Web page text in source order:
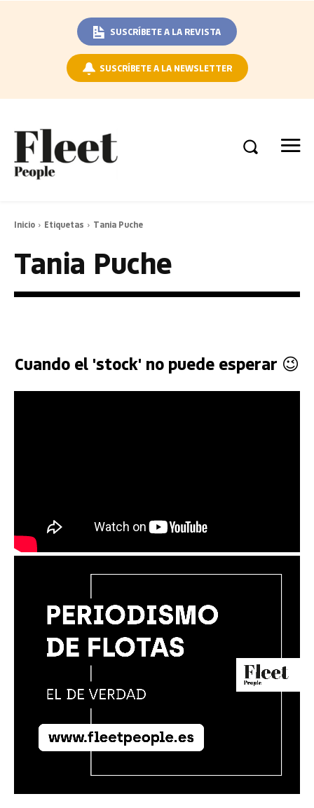
SUSCRÍBETE A LA REVISTA
SUSCRÍBETE A LA NEWSLETTER
Inicio Etiquetas Tania Puche
Tania Puche
Cuando el 'stock' no puede esperar 😉